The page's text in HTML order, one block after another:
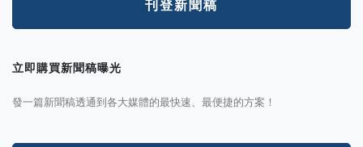
刊登新聞稿
立即購買新聞稿曝光
發一篇新聞稿透通到各大媒體的最快速、最便捷的方案！